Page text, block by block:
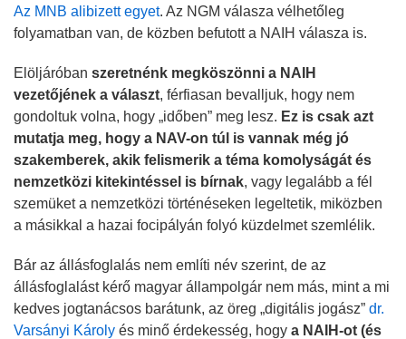
Az MNB alibizett egyet. Az NGM válasza vélhetőleg
folyamatban van, de közben befutott a NAIH válasza is.
Elöljáróban szeretnénk megköszönni a NAIH
vezetőjének a választ, férfiasan bevalljuk, hogy nem
gondoltuk volna, hogy „időben” meg lesz. Ez is csak azt
mutatja meg, hogy a NAV-on túl is vannak még jó
szakemberek, akik felismerik a téma komolyságát és
nemzetközi kitekintéssel is bírnak, vagy legalább a fél
szemüket a nemzetközi történéseken legeltetik, miközben
a másikkal a hazai focipályán folyó küzdelmet szemlélik.
Bár az állásfoglalás nem említi név szerint, de az
állásfoglalást kérő magyar állampolgár nem más, mint a mi
kedves jogtanácsos barátunk, az öreg „digitális jogász” dr.
Varsányi Károly és minő érdekesség, hogy a NAIH-ot (és